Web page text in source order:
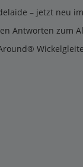
– jetzt neu
Antworten zum